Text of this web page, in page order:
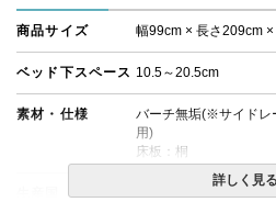
商品サイズ 幅99cm × 長さ209cm
ベッド下スペース 10.5～20.5cm
素材・仕様
バーチ無垢(※サイドレ
用)
床板：桐
ベッドフレーム：日本
詳しく見る